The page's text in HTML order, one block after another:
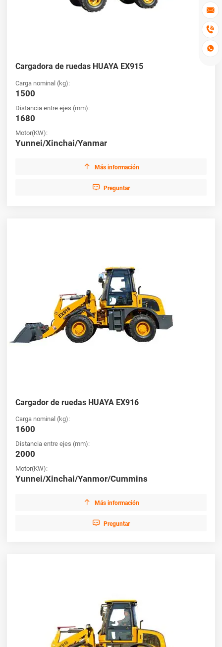



Cargadora de ruedas HUAYA EX915
Carga nominal (kg):
1500
Distancia entre ejes (mm):
1680
Motor(KW):
Yunnei/Xinchai/Yanmar
 Más información
 Preguntar
Cargador de ruedas HUAYA EX916
Carga nominal (kg):
1600
Distancia entre ejes (mm):
2000
Motor(KW):
Yunnei/Xinchai/Yanmor/Cummins
 Más información
 Preguntar